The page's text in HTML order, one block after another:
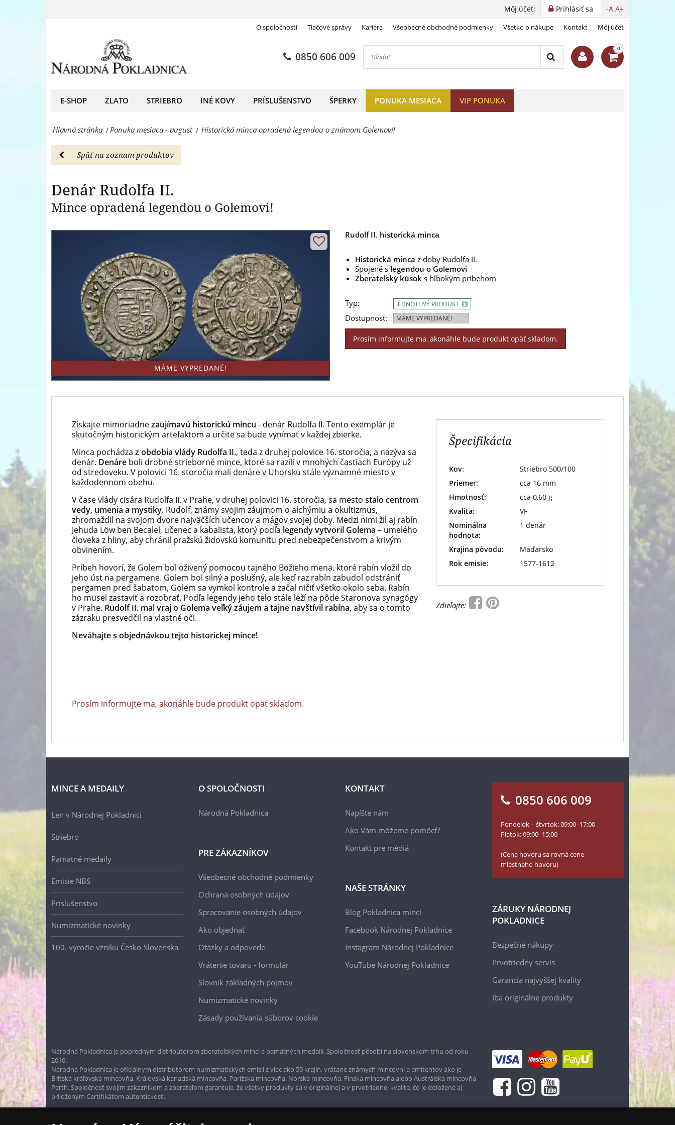
legendou
známom
-
Ponuka
mesiaca
-
august
európsky
a
medailí
-A A+
Prihlásiť sa
Môj účet:
O spoločnosti Tlačové správy Kariéra Všeobecné obchodné podmienky Všetko o nákupe Kontakt Môj účet
0850 606 009
0
E-SHOP ZLATO STRIEBRO INÉ KOVY PRÍSLUŠENSTVO ŠPERKY PONUKA MESIACA VIP PONUKA
Hlavná stránka /Ponuka mesiaca - august / Historická minca opradená legendou o známom Golemovi!
Späť na zoznam produktov
Denár Rudolfa II.
Mince opradená legendou o Golemovi!
MÁME VYPREDANÉ!
Rudolf II. historická minca
Historická minca z doby Rudolfa II.
Spojené s legendou o Golemovi
Zberateľský kúsok s hlbokým príbehom
Typ:
Dostupnosť:
JEDNOTLIVÝ PRODUKT
MÁME VYPREDANÉ!
Prosím informujte ma, akonáhle bude produkt opäť skladom.
Získajte mimoriadnezaujímavú historickú mincu - denár Rudolfa II. Tento exemplár je
skutočným historickým artefaktom a určite sa bude vynímať v každej zbierke.
Minca pochádza z obdobia vlády Rudolfa II., teda z druhej polovice 16. storočia, a nazýva sa
denár. Denáre boli drobné strieborné mince, ktoré sa razili v mnohých častiach Európy už
od stredoveku. V polovici 16. storočia mali denáre v Uhorsku stále významné miesto v
každodennom obehu.
V čase vlády cisára Rudolfa II. v Prahe, v druhej polovici 16. storočia, sa mesto stalo centrom
vedy, umenia a mystiky. Rudolf, známy svojim záujmom o alchýmiu a okultizmus,
zhromaždil na svojom dvore najväčších učencov a mágov svojej doby. Medzi nimi žil aj rabín
Jehuda Löw ben Becalel, učenec a kabalista, ktorý podľa legendy vytvoril Golema – umelého
človeka z hliny, aby chránil pražskú židovskú komunitu pred nebezpečenstvom a krivým
obvinením.
Príbeh hovorí, že Golem bol oživený pomocou tajného Božieho mena, ktoré rabín vložil do
jeho úst na pergamene. Golem bol silný a poslušný, ale keď raz rabín zabudol odstrániť
pergamen pred šabatom, Golem sa vymkol kontrole a začal ničiť všetko okolo seba. Rabín
ho musel zastaviť a rozobrať. Podľa legendy jeho telo stále leží na pôde Staronova synagógy
v Prahe. Rudolf II. mal vraj o Golema veľký záujem a tajne navštívil rabína, aby sa o tomto
zázraku presvedčil na vlastné oči.
Neváhajte s objednávkou tejto historickej mince!
Prosím informujte ma, akonáhle bude produkt opäť skladom.
Špecifikácia
Kov:
Striebro 500/100
Priemer:
cca 16 mm
Hmotnosť:
cca 0,60 g
Kvalita:
VF
Nominálna
hodnota:
1 denár
Krajina pôvodu:
Maďarsko
Rok emisie:
1577-1612
Zdieľajte:
Denár Rudolfa II.
MINCE A MEDAILY
Len v Národnej Pokladnici
Striebro
Pamätné medaily
Emisie NBS
Príslušenstvo
Numizmatické novinky
100. výročie vzniku Česko-Slovenska
O SPOLOČNOSTI
Národná Pokladnica
PRE ZÁKAZNÍKOV
Všeobecné obchodné podmienky
Ochrana osobných údajov
Spracovanie osobných údajov
Ako objednať
Otázky a odpovede
Vrátenie tovaru - formulár
Slovník základných pojmov
Numizmatické novinky
Zásady používania súborov cookie
KONTAKT
Napíšte nám
Ako Vám môžeme pomôcť?
Kontakt pre médiá
NAŠE STRÁNKY
Blog Pokladnica mincí
Facebook Národnej Pokladnice
Instagram Národnej Pokladnice
YouTube Národnej Pokladnice
0850 606 009
Pondelok – štvrtok: 09:00–17:00
Piatok: 09:00–15:00
(Cena hovoru sa rovná cene
miestneho hovoru)
ZÁRUKY NÁRODNEJ
POKLADNICE
Bezpečné nákupy
Prvotriedny servis
Garancia najvyššej kvality
Iba originálne produkty
Národná Pokladnica je popredným distribútorom zberateľských mincí a pamätných medailí. Spoločnosť pôsobí na slovenskom trhu od roku
2010.
Národná Pokladnica je oficiálnym distribútorom numizmatických emisií z viac ako 50 krajín, vrátane známych mincovní a emitentov ako je
Britská kráľovská mincovňa, Kráľovská kanadská mincovňa, Parížska mincovňa, Nórska mincovňa, Fínska mincovňa alebo Austrálska mincovňa
Perth. Spoločnosť svojim zákazníkom a zberateľom garantuje, že všetky produkty sú v originálnej a v prvotriednej kvalite, čo je doložené aj
priloženým Certifikátom autentickosti.
mesiaca
august
Pokladnica
predný
európsky